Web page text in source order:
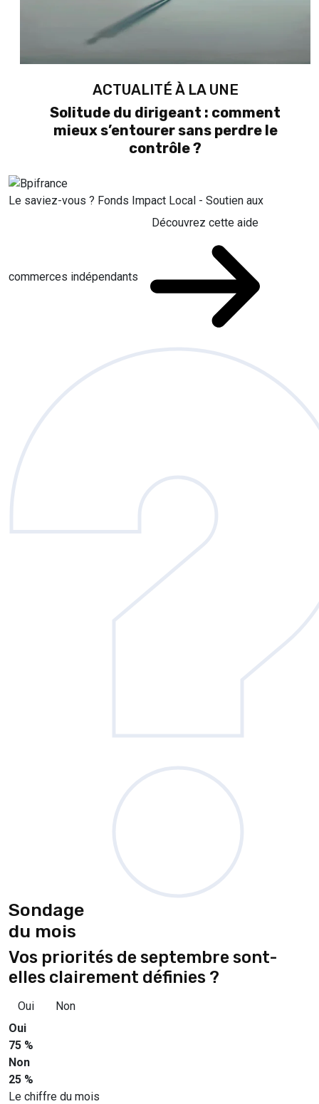
ACTUALITÉ À LA UNE
Solitude du dirigeant : comment
mieux s’entourer sans perdre le
contrôle ?
Le saviez-vous ? Fonds Impact Local - Soutien aux
commerces indépendants
Découvrez cette aide
Sondage
du mois
Vos priorités de septembre sont-
elles clairement définies ?
Oui
Non
Oui
75 %
Non
25 %
Le chiffre du mois